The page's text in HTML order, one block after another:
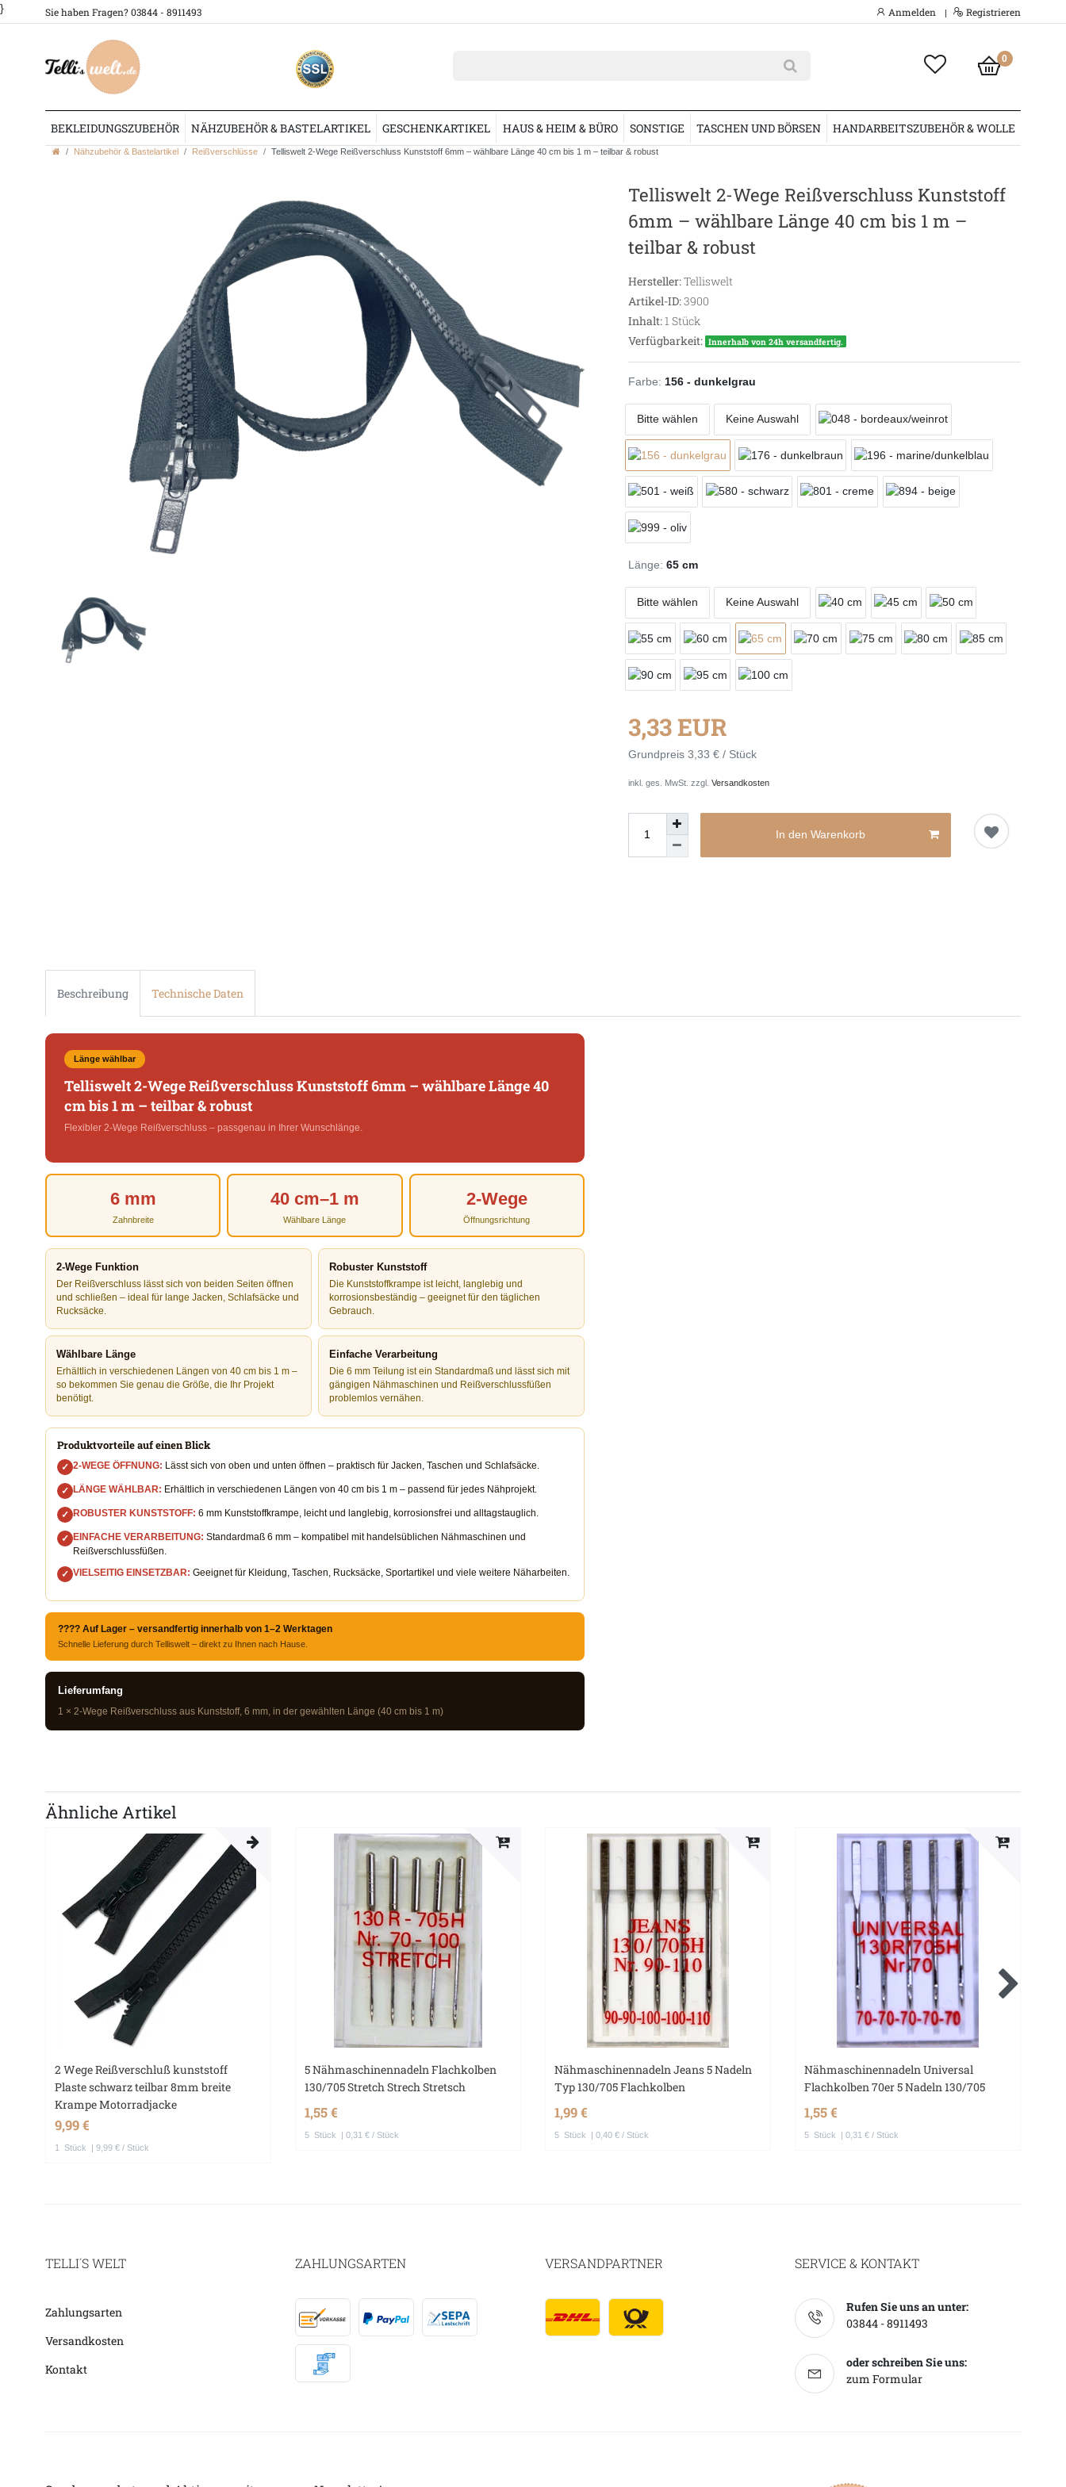
} Sie haben Fragen? 03844 - 8911493 Anmelden | Registrieren
0
BEKLEIDUNGSZUBEHÖR NÄHZUBEHÖR & BASTELARTIKEL GESCHENKARTIKEL HAUS & HEIM & BÜRO SONSTIGE TASCHEN UND BÖRSEN HANDARBEITSZUBEHÖR & WOLLE
Nähzubehör & Bastelartikel Reißverschlüsse Telliswelt 2-Wege Reißverschluss Kunststoff 6mm – wählbare Länge 40 cm bis 1 m – teilbar & robust
Telliswelt 2-Wege Reißverschluss Kunststoff
6mm – wählbare Länge 40 cm bis 1 m –
teilbar & robust
Hersteller:Telliswelt
Artikel-ID:3900
Inhalt:1 Stück
Verfügbarkeit: Innerhalb von 24h versandfertig.
Farbe: 156 - dunkelgrau
Bitte wählen Keine Auswahl
Länge: 65 cm
Bitte wählen Keine Auswahl
3,33 EUR
Grundpreis 3,33 € / Stück
inkl. ges. MwSt. zzgl. Versandkosten
In den Warenkorb
Beschreibung Technische Daten
Länge wählbar
Telliswelt 2-Wege Reißverschluss Kunststoff 6mm – wählbare Länge 40
cm bis 1 m – teilbar & robust
Flexibler 2-Wege Reißverschluss – passgenau in Ihrer Wunschlänge.
6 mm
Zahnbreite
40 cm–1 m
Wählbare Länge
2-Wege
Öffnungsrichtung
2-Wege Funktion
Der Reißverschluss lässt sich von beiden Seiten öffnen
und schließen – ideal für lange Jacken, Schlafsäcke und
Rucksäcke.
Robuster Kunststoff
Die Kunststoffkrampe ist leicht, langlebig und
korrosionsbeständig – geeignet für den täglichen
Gebrauch.
Wählbare Länge
Erhältlich in verschiedenen Längen von 40 cm bis 1 m –
so bekommen Sie genau die Größe, die Ihr Projekt
benötigt.
Einfache Verarbeitung
Die 6 mm Teilung ist ein Standardmaß und lässt sich mit
gängigen Nähmaschinen und Reißverschlussfüßen
problemlos vernähen.
Produktvorteile auf einen Blick
✓ 2-WEGE ÖFFNUNG: Lässt sich von oben und unten öffnen – praktisch für Jacken, Taschen und Schlafsäcke.
✓ LÄNGE WÄHLBAR: Erhältlich in verschiedenen Längen von 40 cm bis 1 m – passend für jedes Nähprojekt.
✓ ROBUSTER KUNSTSTOFF: 6 mm Kunststoffkrampe, leicht und langlebig, korrosionsfrei und alltagstauglich.
✓ EINFACHE VERARBEITUNG: Standardmaß 6 mm – kompatibel mit handelsüblichen Nähmaschinen und
Reißverschlussfüßen.
✓ VIELSEITIG EINSETZBAR: Geeignet für Kleidung, Taschen, Rucksäcke, Sportartikel und viele weitere Näharbeiten.
???? Auf Lager – versandfertig innerhalb von 1–2 Werktagen
Schnelle Lieferung durch Telliswelt – direkt zu Ihnen nach Hause.
Lieferumfang
1 × 2-Wege Reißverschluss aus Kunststoff, 6 mm, in der gewählten Länge (40 cm bis 1 m)
Ähnliche Artikel
2 Wege Reißverschluß kunststoff
Plaste schwarz teilbar 8mm breite
Krampe Motorradjacke
9,99 €
1 Stück | 9,99 € / Stück
5 Nähmaschinennadeln Flachkolben
130/705 Stretch Strech Stretsch
1,55 €
5 Stück | 0,31 € / Stück
Nähmaschinennadeln Jeans 5 Nadeln
Typ 130/705 Flachkolben
1,99 €
5 Stück | 0,40 € / Stück
Nähmaschinennadeln Universal
Flachkolben 70er 5 Nadeln 130/705
1,55 €
5 Stück | 0,31 € / Stück
TELLI´S WELT
Zahlungsarten
Versandkosten
Kontakt
ZAHLUNGSARTEN VERSANDPARTNER SERVICE & KONTAKT
Rufen Sie uns an unter:
03844 - 8911493
oder schreiben Sie uns:
zum Formular